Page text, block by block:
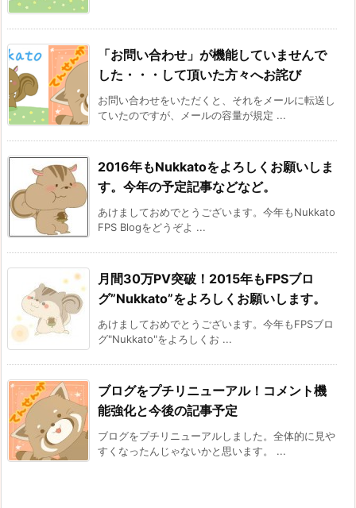
「お問い合わせ」が機能していませんで
した・・・して頂いた方々へお詫び
お問い合わせをいただくと、それをメールに転送し
ていたのですが、メールの容量が規定 ...
2016年もNukkatoをよろしくお願いしま
す。今年の予定記事などなど。
あけましておめでとうございます。今年もNukkato
FPS Blogをどうぞよ ...
月間30万PV突破！2015年もFPSブロ
グ”Nukkato”をよろしくお願いします。
あけましておめでとうございます。今年もFPSブロ
グ"Nukkato"をよろしくお ...
ブログをプチリニューアル！コメント機
能強化と今後の記事予定
ブログをプチリニューアルしました。全体的に見や
すくなったんじゃないかと思います。 ...